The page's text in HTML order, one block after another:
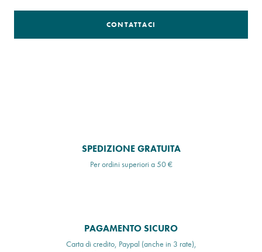
CONTATTACI
SPEDIZIONE GRATUITA
Per ordini superiori a 50 €
PAGAMENTO SICURO
Carta di credito, Paypal (anche in 3 rate),